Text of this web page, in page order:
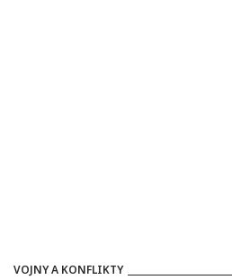
VOJNY A KONFLIKTY